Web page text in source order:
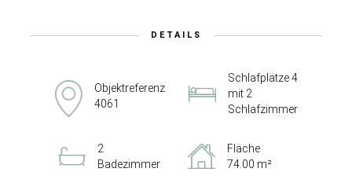
DETAILS
Objektreferenz
4061
Schlafplätze 4
mit 2
Schlafzimmer
2
Badezimmer
Fläche
74.00 m²